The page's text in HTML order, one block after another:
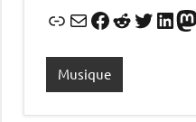
LienE-mailFacebook
Reddit
Musique